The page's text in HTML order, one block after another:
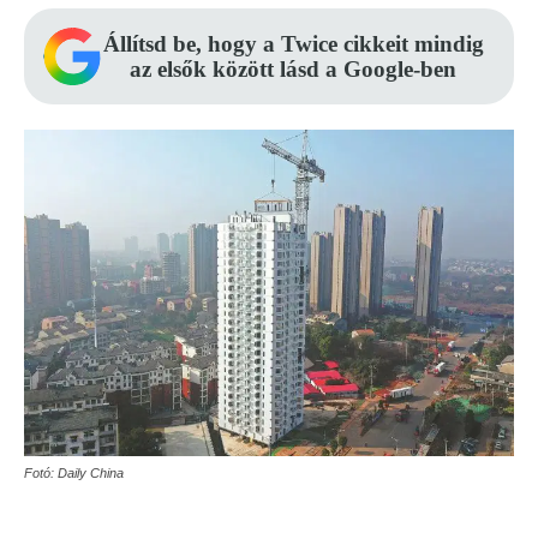
Állítsd be, hogy a Twice cikkeit mindig
az elsők között lásd a Google-ben
Fotó: Daily China